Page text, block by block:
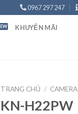
0967 297 247
KHUYẾN MÃI
TRANG CHỦ /
KN-H22PW